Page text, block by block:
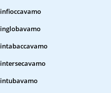
infioccavamo
inglobavamo
intabaccavamo
intersecavamo
intubavamo